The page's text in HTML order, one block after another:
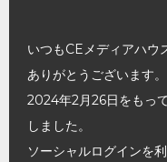
いつもCEメディアハウ
ありがとうございます。
2024年2月26日をもっ
しました。
ソーシャルログインを